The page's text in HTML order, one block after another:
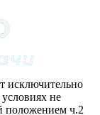
не
положением ч.2